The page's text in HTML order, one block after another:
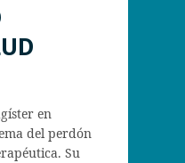
en
del perdón
Su